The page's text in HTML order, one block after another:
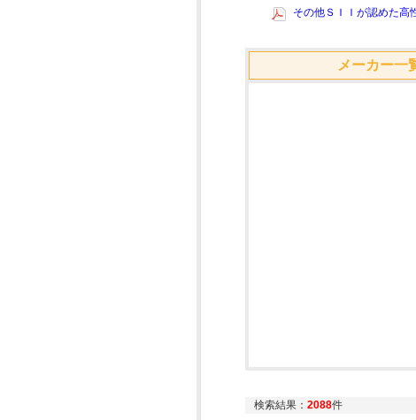
その他ＳＩＩが認めた高
メーカー一
検索結果： 2088件